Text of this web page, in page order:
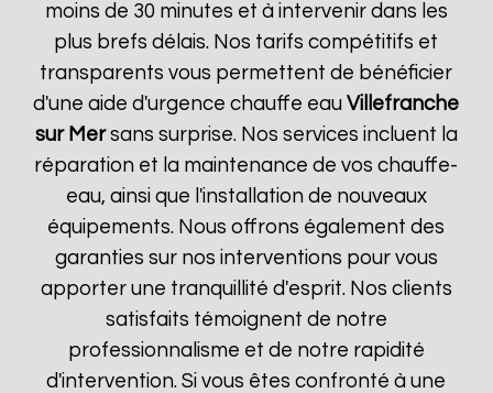
moins de 30 minutes et à intervenir dans les
plus brefs délais. Nos tarifs compétitifs et
transparents vous permettent de bénéficier
d'une aide d'urgence chauffe eauVillefranche
sur Mersans surprise. Nos services incluent la
réparation et la maintenance de vos chauffe-
eau, ainsi que l'installation de nouveaux
équipements. Nous offrons également des
garanties sur nos interventions pour vous
apporter une tranquillité d'esprit. Nos clients
satisfaits témoignent de notre
professionnalisme et de notre rapidité
d'intervention. Si vous êtes confronté à une